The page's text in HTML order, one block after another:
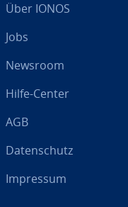
Über IONOS
Jobs
Newsroom
Hilfe-Center
AGB
Da­ten­schutz
Impressum